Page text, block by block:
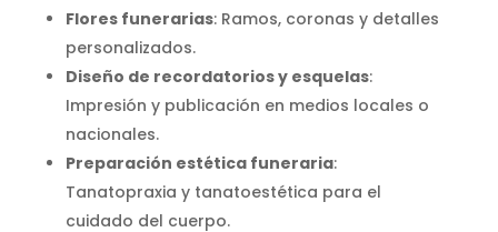
Flores funerarias: Ramos, coronas y detalles
personalizados.
Diseño de recordatorios y esquelas:
Impresión y publicación en medios locales o
nacionales.
Preparación estética funeraria:
Tanatopraxia y tanatoestética para el
cuidado del cuerpo.